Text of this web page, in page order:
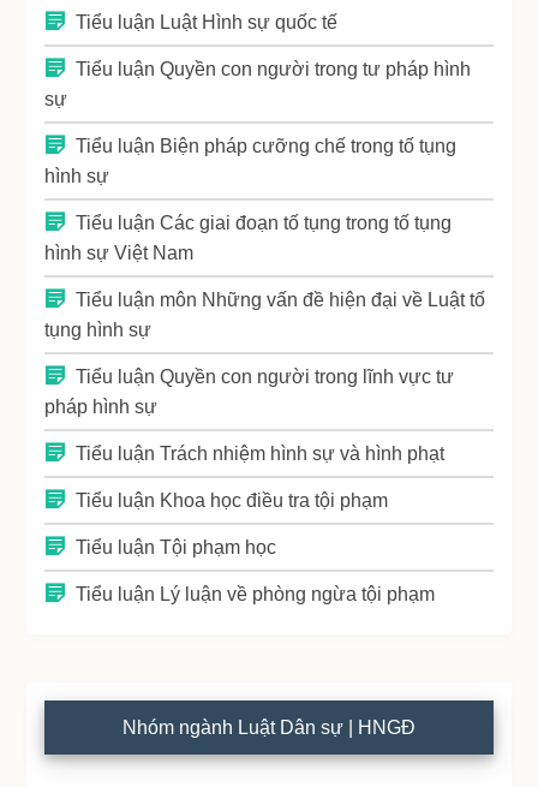
Tiểu luận Luật Hình sự quốc tế
Tiểu luận Quyền con người trong tư pháp hình
sự
Tiểu luận Biện pháp cưỡng chế trong tố tụng
hình sự
Tiểu luận Các giai đoạn tố tụng trong tố tụng
hình sự Việt Nam
Tiểu luận môn Những vấn đề hiện đại về Luật tố
tụng hình sự
Tiểu luận Quyền con người trong lĩnh vực tư
pháp hình sự
Tiểu luận Trách nhiệm hình sự và hình phạt
Tiểu luận Khoa học điều tra tội phạm
Tiểu luận Tội phạm học
Tiểu luận Lý luận về phòng ngừa tội phạm
Nhóm ngành Luật Dân sự | HNGĐ